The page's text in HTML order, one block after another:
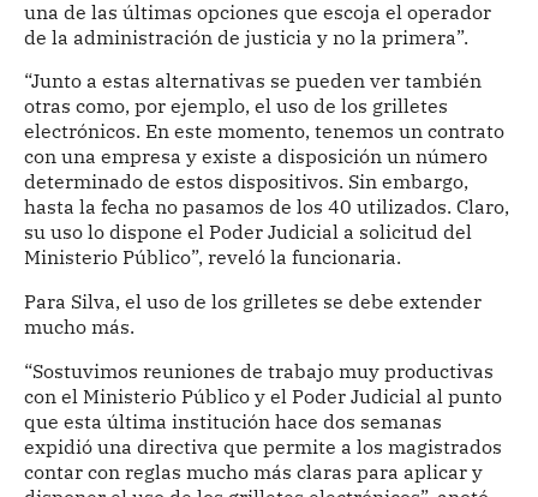
una de las últimas opciones que escoja el operador
de la administración de justicia y no la primera”.
“Junto a estas alternativas se pueden ver también
otras como, por ejemplo, el uso de los grilletes
electrónicos. En este momento, tenemos un contrato
con una empresa y existe a disposición un número
determinado de estos dispositivos. Sin embargo,
hasta la fecha no pasamos de los 40 utilizados. Claro,
su uso lo dispone el Poder Judicial a solicitud del
Ministerio Público”, reveló la funcionaria.
Para Silva, el uso de los grilletes se debe extender
mucho más.
“Sostuvimos reuniones de trabajo muy productivas
con el Ministerio Público y el Poder Judicial al punto
que esta última institución hace dos semanas
expidió una directiva que permite a los magistrados
contar con reglas mucho más claras para aplicar y